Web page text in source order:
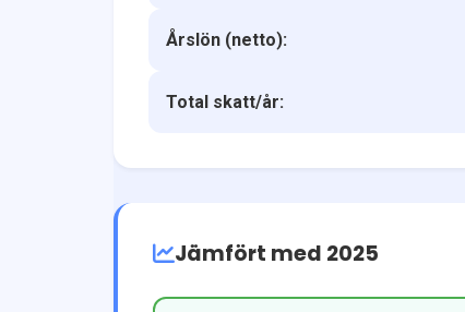
Årslön (netto):
Total skatt/år:
Jämfört med 2025